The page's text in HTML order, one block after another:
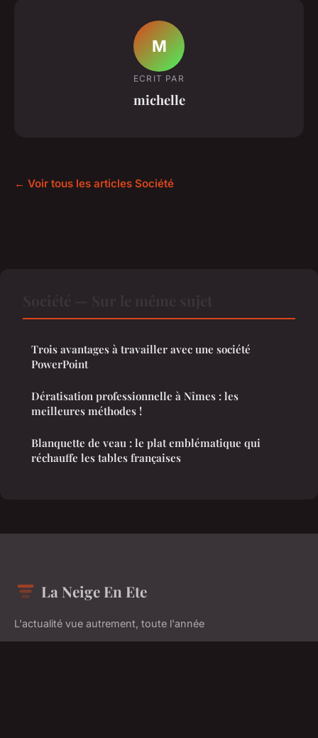
M
ECRIT PAR
michelle
← Voir tous les articles Société
Trois avantages à travailler avec une société
PowerPoint
Dératisation professionnelle à Nîmes : les
meilleures méthodes !
Blanquette de veau : le plat emblématique qui
réchauffe les tables françaises
La Neige En Ete
L'actualité vue autrement, toute l'année